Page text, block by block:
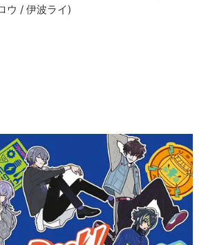
ウ / 伊波ライ)